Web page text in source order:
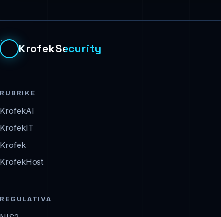
KrofekSecurity
RUBRIKE
KrofekAI
KrofekIT
Krofek
KrofekHost
REGULATIVA